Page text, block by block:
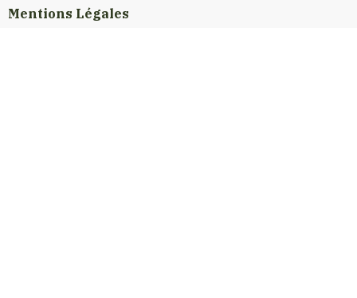
Mentions Légales